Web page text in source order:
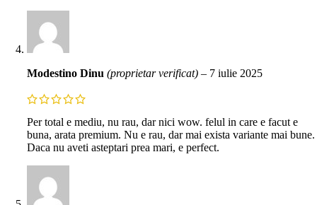
Modestino Dinu (proprietar verificat) – 7 iulie 2025
Per total e mediu, nu rau, dar nici wow. felul in care e facut e
buna, arata premium. Nu e rau, dar mai exista variante mai bune.
Daca nu aveti asteptari prea mari, e perfect.